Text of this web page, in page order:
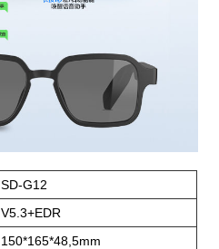
SD-G12
V5.3+EDR
150*165*48,5mm